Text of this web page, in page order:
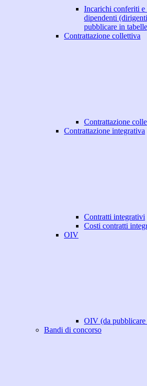
Incarichi conferiti e
dipendenti
pubblicare in
Contrattazione collettiva
Contrattazione
Contrattazione integrativa
Contratti integrativi
Costi contratti
OIV
OIV (da pubblicare
Bandi di concorso